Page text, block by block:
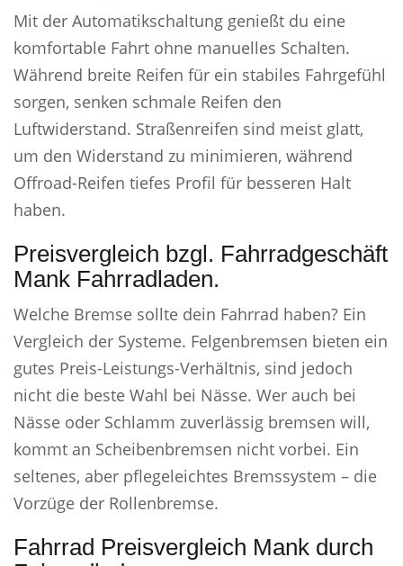
Mit der Automatikschaltung genießt du eine
komfortable Fahrt ohne manuelles Schalten.
Während breite Reifen für ein stabiles Fahrgefühl
sorgen, senken schmale Reifen den
Luftwiderstand. Straßenreifen sind meist glatt,
um den Widerstand zu minimieren, während
Offroad-Reifen tiefes Profil für besseren Halt
haben.
Preisvergleich bzgl. Fahrradgeschäft
Mank Fahrradladen.
Welche Bremse sollte dein Fahrrad haben? Ein
Vergleich der Systeme. Felgenbremsen bieten ein
gutes Preis-Leistungs-Verhältnis, sind jedoch
nicht die beste Wahl bei Nässe. Wer auch bei
Nässe oder Schlamm zuverlässig bremsen will,
kommt an Scheibenbremsen nicht vorbei. Ein
seltenes, aber pflegeleichtes Bremssystem – die
Vorzüge der Rollenbremse.
Fahrrad Preisvergleich Mank durch